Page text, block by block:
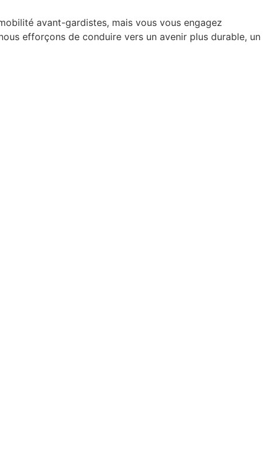
avant-gardistes, mais vous vous engagez
efforçons de conduire vers un avenir plus durable, un